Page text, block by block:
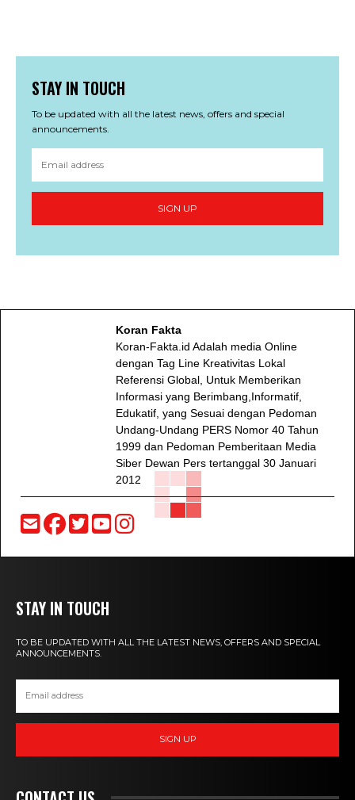
STAY IN TOUCH
To be updated with all the latest news, offers and special
announcements.
SIGN UP
Koran Fakta
Koran-Fakta.id Adalah media Online
dengan Tag Line Kreativitas Lokal
Referensi Global, Untuk Memberikan
Informasi yang Berimbang,Informatif,
Edukatif, yang Sesuai dengan Pedoman
Undang-Undang PERS Nomor 40 Tahun
1999 dan Pedoman Pemberitaan Media
Siber Dewan Pers tertanggal 30 Januari
2012
STAY IN TOUCH
TO BE UPDATED WITH ALL THE LATEST NEWS, OFFERS AND SPECIAL
ANNOUNCEMENTS.
SIGN UP